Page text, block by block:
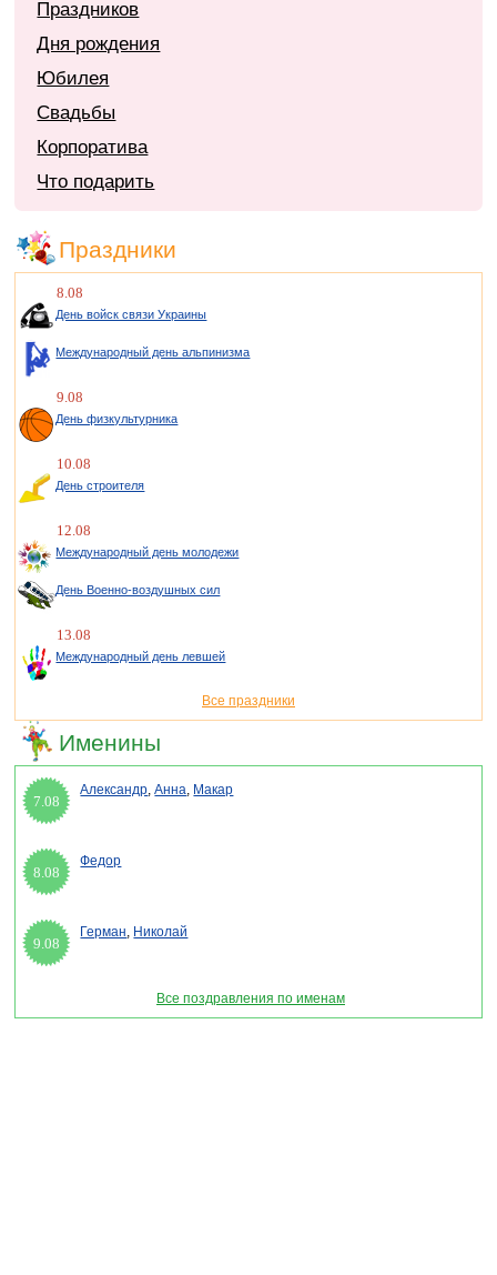
Праздников
Дня рождения
Юбилея
Свадьбы
Корпоратива
Что подарить
Праздники
8.08
День войск связи Украины
Международный день альпинизма
9.08
День физкультурника
10.08
День строителя
12.08
Международный день молодежи
День Военно-воздушных сил
13.08
Международный день левшей
Все праздники
Именины
7.08
Александр,Анна, Макар
8.08
Федор
9.08
Герман, Николай
Все поздравления по именам